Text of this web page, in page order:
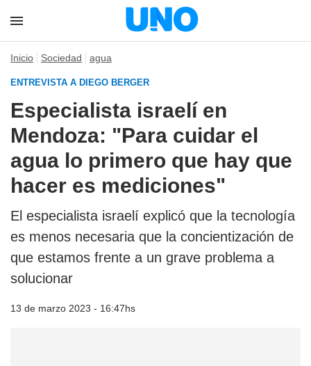
Inicio Sociedad agua
ENTREVISTA A DIEGO BERGER
Especialista israelí en
Mendoza: "Para cuidar el
agua lo primero que hay que
hacer es mediciones"
El especialista israelí explicó que la tecnología
es menos necesaria que la concientización de
que estamos frente a un grave problema a
solucionar
13 de marzo 2023 - 16:47hs